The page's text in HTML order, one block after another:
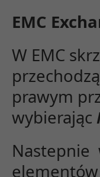
EMC
W EMC
prawym
wybierając
Nastepnie